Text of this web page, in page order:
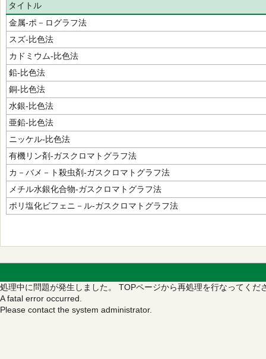
タイトル
金属‐ポ－ログラフ法
スズ‐比色法
カドミウム‐比色法
鉛‐比色法
銅‐比色法
水銀‐比色法
亜鉛‐比色法
ニッケル‐比色法
有機リン剤‐ガスクロマトグラフ法
カ－バメ－ト殺虫剤‐ガスクロマトグラフ法
メチル水銀化合物‐ガスクロマトグラフ法
ポリ塩化ビフェニ－ル‐ガスクロマトグラフ法
処理中に問題が発生しました。 TOPページから再処理を行なってくだ
A fatal error occurred.
Please contact the system administrator.